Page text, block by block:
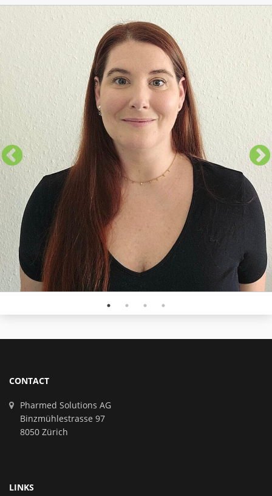
CONTACT
Pharmed Solutions AG
Binzmühlestrasse 97
8050 Zürich
LINKS